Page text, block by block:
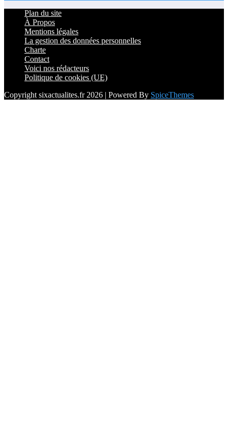
Plan du site
À Propos
Mentions légales
La gestion des données personnelles
Charte
Contact
Voici nos rédacteurs
Politique de cookies (UE)
Copyright sixactualites.fr 2026 | Powered By SpiceThemes